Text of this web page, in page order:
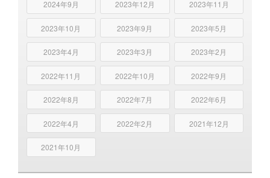
2024年9月 2023年12月 2023年11月
2023年10月 2023年9月 2023年5月
2023年4月 2023年3月 2023年2月
2022年11月 2022年10月 2022年9月
2022年8月 2022年7月 2022年6月
2022年4月 2022年2月 2021年12月
2021年10月